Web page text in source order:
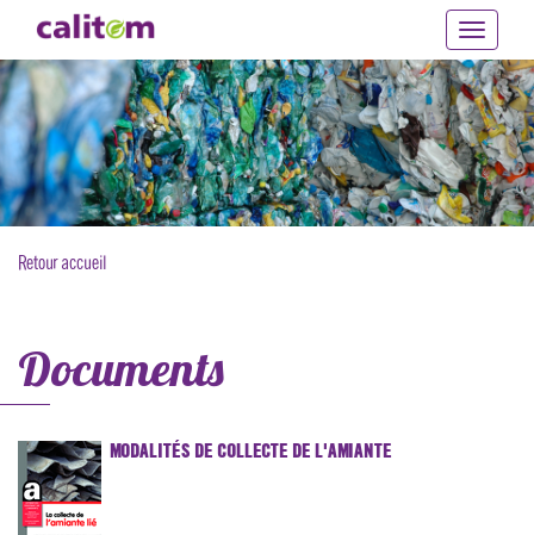
Aller
au
contenu
principal
Toggle
Retour accueil
Documents
MODALITÉS DE COLLECTE DE L'AMIANTE